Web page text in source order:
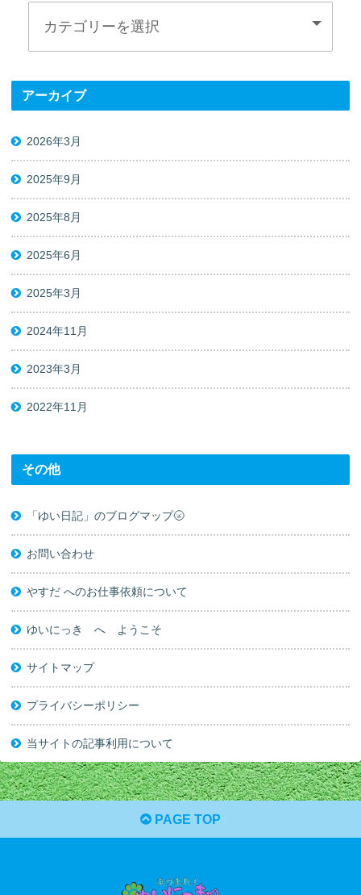
アーカイブ
2026年3月
2025年9月
2025年8月
2025年6月
2025年3月
2024年11月
2023年3月
2022年11月
その他
「ゆい日記」のブログマップ🌝
お問い合わせ
やすだ へのお仕事依頼について
ゆいにっき へ ようこそ
サイトマップ
プライバシーポリシー
当サイトの記事利用について
PAGE TOP